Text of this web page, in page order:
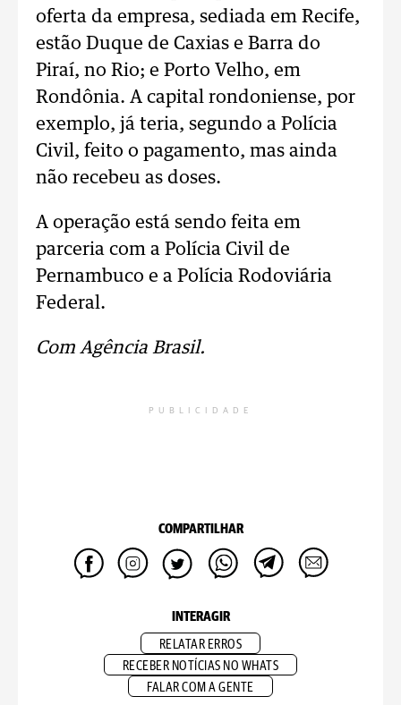
oferta da empresa, sediada em Recife,
estão Duque de Caxias e Barra do
Piraí, no Rio; e Porto Velho, em
Rondônia. A capital rondoniense, por
exemplo, já teria, segundo a Polícia
Civil, feito o pagamento, mas ainda
não recebeu as doses.
A operação está sendo feita em
parceria com a Polícia Civil de
Pernambuco e a Polícia Rodoviária
Federal.
Com Agência Brasil.
PUBLICIDADE
COMPARTILHAR
INTERAGIR
RELATAR ERROS
RECEBER NOTÍCIAS NO WHATS
FALAR COM A GENTE